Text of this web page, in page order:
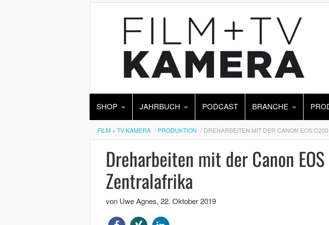
SHOP JAHRBUCH PODCAST BRANCHE
FILM + TV KAMERA PRODUKTION DREHARBEITEN MIT DER CANON EOS
Dreharbeiten mit der Canon
Zentralafrika
von Uwe Agnes, 22. Oktober 2019